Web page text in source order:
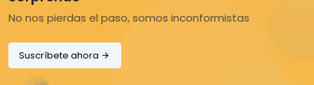
No nos pierdas el paso, somos inconformistas
Suscríbete ahora